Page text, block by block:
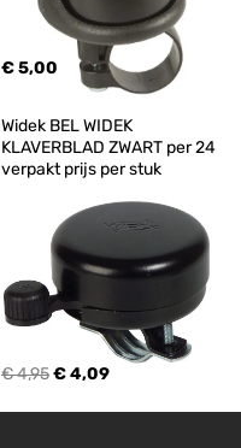
€ 5,00
Widek BEL WIDEK
KLAVERBLAD ZWART per 24
verpakt prijs per stuk
€ 4,95€ 4,09